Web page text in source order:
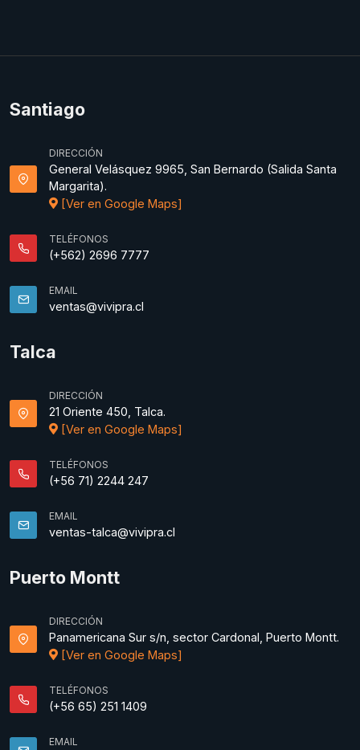
Santiago
DIRECCIÓN
General Velásquez 9965, San Bernardo (Salida Santa
Margarita).
[Ver en Google Maps]
TELÉFONOS
(+562) 2696 7777
EMAIL
ventas@vivipra.cl
Talca
DIRECCIÓN
21 Oriente 450, Talca.
[Ver en Google Maps]
TELÉFONOS
(+56 71) 2244 247
EMAIL
ventas-talca@vivipra.cl
Puerto Montt
DIRECCIÓN
Panamericana Sur s/n, sector Cardonal, Puerto Montt.
[Ver en Google Maps]
TELÉFONOS
(+56 65) 251 1409
EMAIL